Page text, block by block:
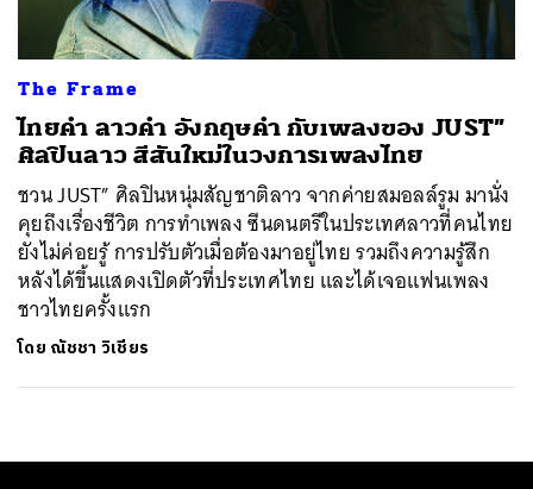
The Frame
ไทยคำ ลาวคำ อังกฤษคำ กับเพลงของ JUST”
ศิลปินลาว สีสันใหม่ในวงการเพลงไทย
ชวน JUST” ศิลปินหนุ่มสัญชาติลาว จากค่ายสมอลล์รูม มานั่ง
คุยถึงเรื่องชีวิต การทำเพลง ซีนดนตรีในประเทศลาวที่คนไทย
ยังไม่ค่อยรู้ การปรับตัวเมื่อต้องมาอยู่ไทย รวมถึงความรู้สึก
หลังได้ขึ้นแสดงเปิดตัวที่ประเทศไทย และได้เจอแฟนเพลง
ชาวไทยครั้งแรก
โดย ณัชชา วิเชียร
ค้นหา
SHARE TWEET LINE EMAIL